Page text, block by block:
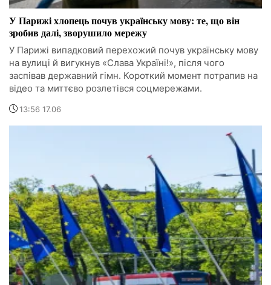
У Парижі хлопець почув українську мову: те, що він
зробив далі, зворушило мережу
У Парижі випадковий перехожий почув українську мову
на вулиці й вигукнув «Слава Україні!», після чого
заспівав державний гімн. Короткий момент потрапив на
відео та миттєво розлетівся соцмережами.
13:56 17.06